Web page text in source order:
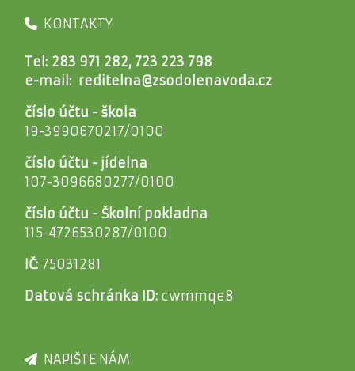
KONTAKTY
Tel: 283 971 282, 723 223 798
e-mail: reditelna@zsodolenavoda.cz
číslo účtu - škola
19-3990670217/0100
číslo účtu - jídelna
107-3096680277/0100
číslo účtu - Školní pokladna
115-4726530287/0100
IČ: 75031281
Datová schránka ID: cwmmqe8
NAPIŠTE NÁM